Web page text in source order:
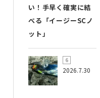
い！手早く確実に結
べる「イージーSCノ
ット」
2026.7.30